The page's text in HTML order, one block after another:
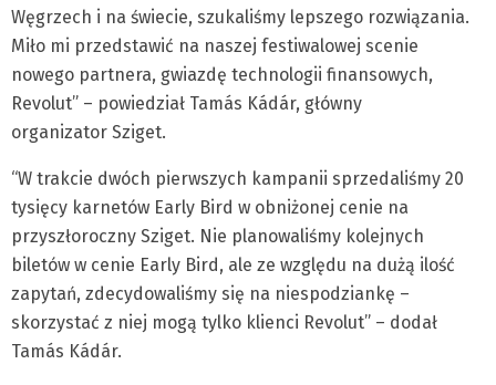
Węgrzech i na świecie, szukaliśmy lepszego rozwiązania.
Miło mi przedstawić na naszej festiwalowej scenie
nowego partnera, gwiazdę technologii finansowych,
Revolut” – powiedział Tamás Kádár, główny
organizator Sziget.
“W trakcie dwóch pierwszych kampanii sprzedaliśmy 20
tysięcy karnetów Early Bird w obniżonej cenie na
przyszłoroczny Sziget. Nie planowaliśmy kolejnych
biletów w cenie Early Bird, ale ze względu na dużą ilość
zapytań, zdecydowaliśmy się na niespodziankę –
skorzystać z niej mogą tylko klienci Revolut” – dodał
Tamás Kádár.